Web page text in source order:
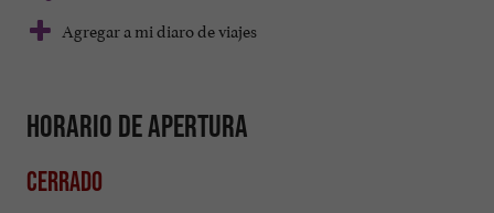
Agregar a mi diaro de viajes
Horario de apertura
Cerrado